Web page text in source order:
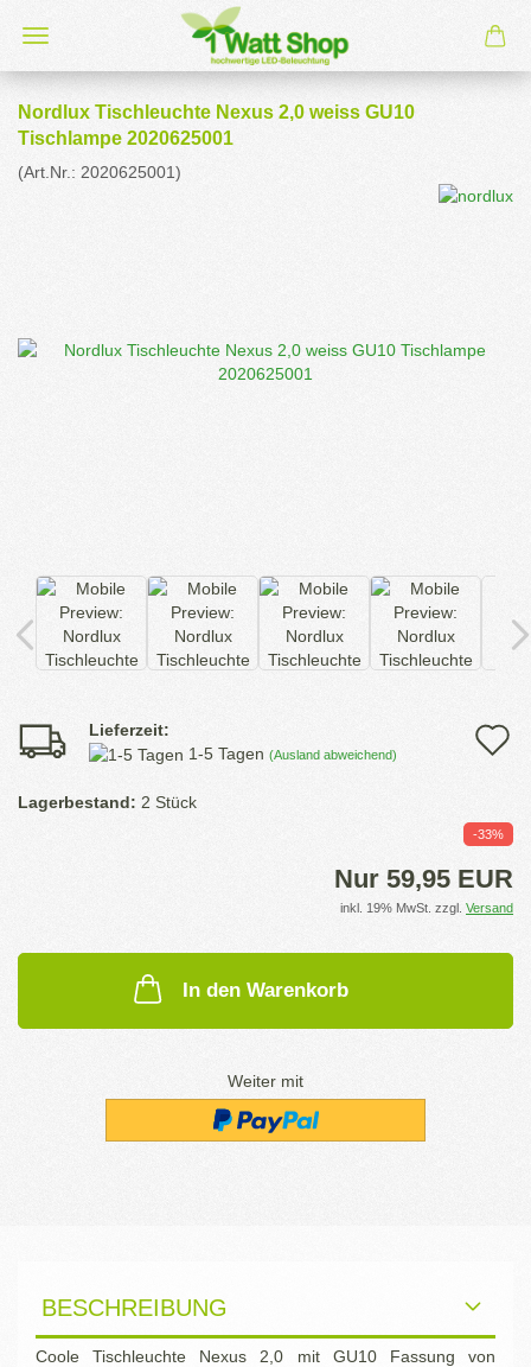
Nordlux Tischleuchte Nexus 2,0 weiss GU10
Tischlampe 2020625001
(Art.Nr.: 2020625001)
Lieferzeit:
1-5 Tagen (Ausland abweichend)
Lagerbestand: 2 Stück
-33%
Nur 59,95 EUR
inkl. 19% MwSt. zzgl. Versand
In den Warenkorb
Weiter mit
BESCHREIBUNG
Coole Tischleuchte Nexus 2,0 mit GU10 Fassung von